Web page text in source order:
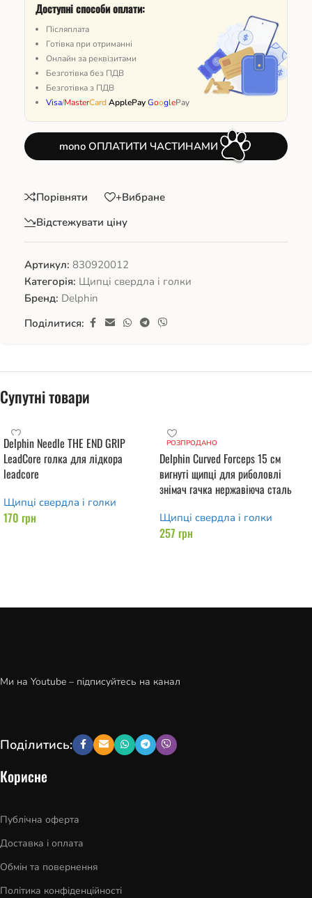
Доступні способи оплати:
Післяплата
Готівка при отриманні
Онлайн за реквізитами
Безготівка без ПДВ
Безготівка з ПДВ
Visa/MasterCardApplePayGooglePay
mono ОПЛАТИТИ ЧАСТИНАМИ
Порівняти
+Вибране
Відстежувати ціну
Артикул: 830920012
Категорія: Щипці свердла і голки
Бренд: Delphin
Поділитися:
Супутні товари
Delphin Needle THE END GRIP
LeadCore голка для лідкора
leadcore
Щипці свердла і голки
170 грн
РОЗПРОДАНО
Delphin Curved Forceps 15 см
вигнуті щипці для риболовлі
знімач гачка нержавіюча сталь
Щипці свердла і голки
257 грн
Ми на Youtube – підписуйтесь на канал
Поділитись:
Корисне
Публічна оферта
Доставка і оплата
Обмін та повернення
Політика конфіденційності